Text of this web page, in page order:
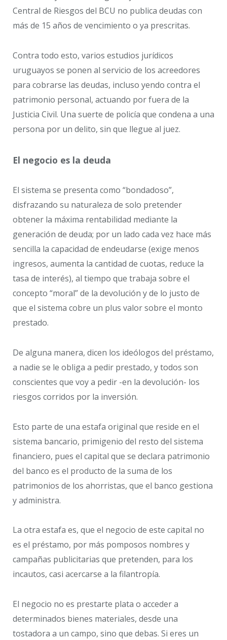
Central de Riesgos del BCU no publica deudas con
más de 15 años de vencimiento o ya prescritas.
Contra todo esto, varios estudios jurídicos
uruguayos se ponen al servicio de los acreedores
para cobrarse las deudas, incluso yendo contra el
patrimonio personal, actuando por fuera de la
Justicia Civil. Una suerte de policía que condena a una
persona por un delito, sin que llegue al juez.
El negocio es la deuda
El sistema se presenta como “bondadoso”,
disfrazando su naturaleza de solo pretender
obtener la máxima rentabilidad mediante la
generación de deuda; por un lado cada vez hace más
sencilla la capacidad de endeudarse (exige menos
ingresos, aumenta la cantidad de cuotas, reduce la
tasa de interés), al tiempo que trabaja sobre el
concepto “moral” de la devolución y de lo justo de
que el sistema cobre un plus valor sobre el monto
prestado.
De alguna manera, dicen los ideólogos del préstamo,
a nadie se le obliga a pedir prestado, y todos son
conscientes que voy a pedir -en la devolución- los
riesgos corridos por la inversión.
Esto parte de una estafa original que reside en el
sistema bancario, primigenio del resto del sistema
financiero, pues el capital que se declara patrimonio
del banco es el producto de la suma de los
patrimonios de los ahorristas, que el banco gestiona
y administra.
La otra estafa es, que el negocio de este capital no
es el préstamo, por más pomposos nombres y
campañas publicitarias que pretenden, para los
incautos, casi acercarse a la filantropía.
El negocio no es prestarte plata o acceder a
determinados bienes materiales, desde una
tostadora a un campo, sino que debas. Si eres un